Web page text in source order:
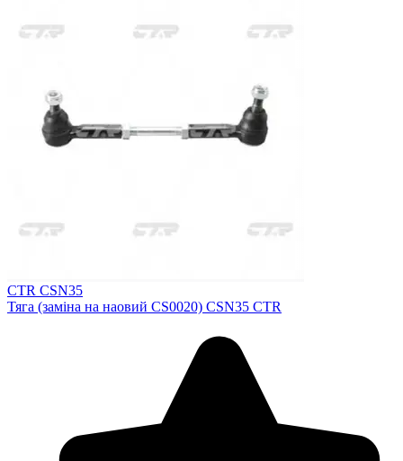
CTR CSN35
Тяга (заміна на наовий CS0020) CSN35 CTR